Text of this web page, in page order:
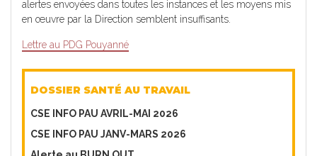
alertes envoyées dans toutes les instances et les moyens mis
en œuvre par la Direction semblent insuffisants.
Lettre au PDG Pouyanné
DOSSIER SANTÉ AU TRAVAIL
CSE INFO PAU AVRIL-MAI 2026
CSE INFO PAU JANV-MARS 2026